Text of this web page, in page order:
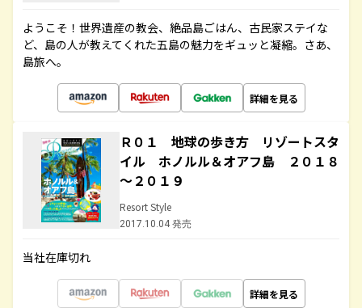
ようこそ！世界遺産の教会、絶品島ごはん、古民家ステイな
ど、島の人が教えてくれた五島の魅力をギュッと凝縮。さあ、
島旅へ。
詳細を見る
Ｒ０１ 地球の歩き方 リゾートスタ
イル ホノルル＆オアフ島 ２０１８
～２０１９
Resort Style
2017.10.04 発売
当社在庫切れ
詳細を見る